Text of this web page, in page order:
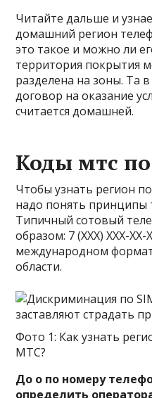
Читайте дальше и
домашний регион
это такое и можно ли
территория покрытия
разделена на зоны. Та
договор на оказание
считается домашней.
Коды мтс
Чтобы узнать регион
надо понять принципы
Типичный сотовый
образом: 7 (XXX) XXX-
международном
области.
Фото 1: Как узнать
МТС?
До о по номеру
определить